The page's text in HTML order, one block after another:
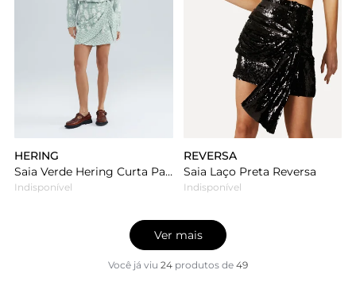
HERING
Saia Verde Hering Curta Pareô Estampada Em Viscolinho
Indisponível
REVERSA
Saia Laço Preta Reversa
Indisponível
Ver mais
Você já viu 24 produtos de 49